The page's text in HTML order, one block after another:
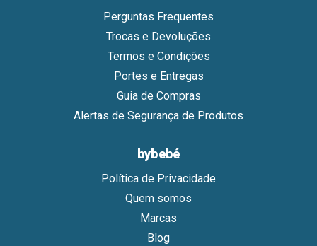
Perguntas Frequentes
Trocas e Devoluções
Termos e Condições
Portes e Entregas
Guia de Compras
Alertas de Segurança de Produtos
bybebé
Política de Privacidade
Quem somos
Marcas
Blog